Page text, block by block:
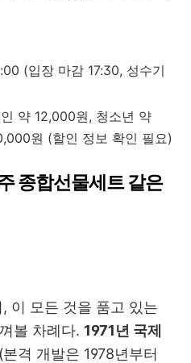
(입장 마감 17:30, 성수기
약 12,000원, 청소년 약
원 (할인 정보 확인 필요)
종합선물세트 같은
이 모든 것을 품고 있는
볼 차례다. 1971년 국제
격 개발은 1978년부터